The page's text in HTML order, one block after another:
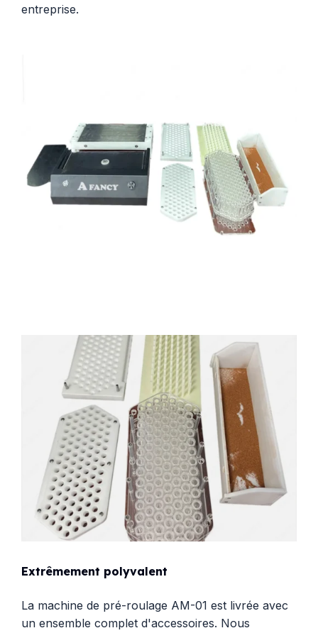
entreprise.
Extrêmement polyvalent
La machine de pré-roulage AM-01 est livrée avec
un ensemble complet d'accessoires. Nous